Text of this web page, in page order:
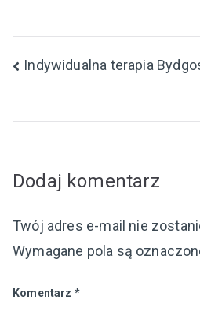
Nawigacja
Indywidualna terapia
Dodaj komentarz
Twój adres e-mail nie
Wymagane pola są
Komentarz *